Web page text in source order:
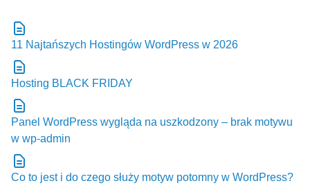
11 Najtańszych Hostingów WordPress w 2026
Hosting BLACK FRIDAY
Panel WordPress wygląda na uszkodzony – brak motywu
w wp-admin
Co to jest i do czego służy motyw potomny w WordPress?